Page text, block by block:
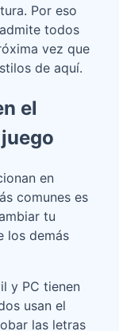
Por eso
todos
vez que
de aquí.
el
en
comunes es
tu
los demás
y PC tienen
usan el
las letras